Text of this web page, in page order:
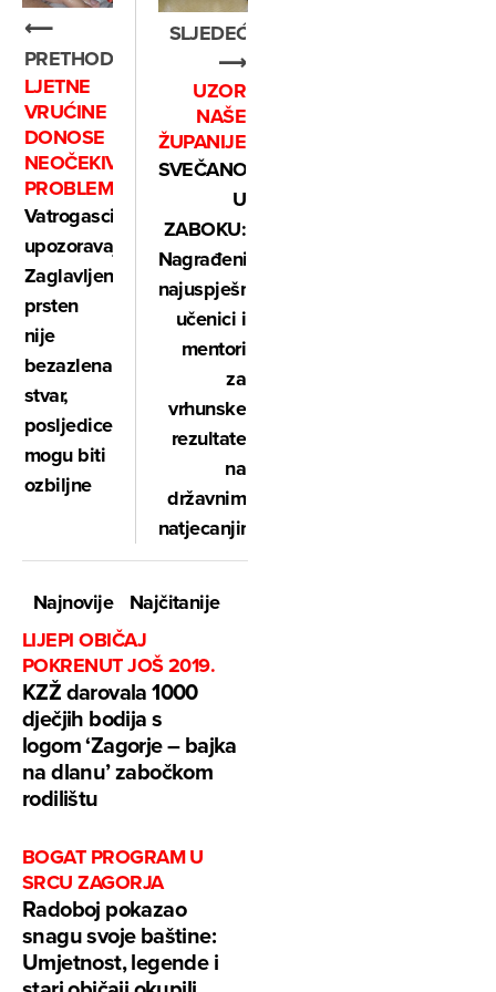
⟵
PRETHODNO
LJETNE
VRUĆINE
DONOSE
NEOČEKIVAN
PROBLEM
Vatrogasci
upozoravaju:
Zaglavljen
prsten
nije
bezazlena
stvar,
posljedice
mogu biti
ozbiljne
SLJEDEĆE
⟶
UZOR
NAŠE
ŽUPANIJE
SVEČANO
U
ZABOKU:
Nagrađeni
najuspješniji
učenici i
mentori
za
vrhunske
rezultate
na
državnim
natjecanjima
Najnovije
Najčitanije
LIJEPI OBIČAJ
POKRENUT JOŠ 2019.
KZŽ darovala 1000
dječjih bodija s
logom ‘Zagorje – bajka
na dlanu’ zabočkom
rodilištu
BOGAT PROGRAM U
SRCU ZAGORJA
Radoboj pokazao
snagu svoje baštine:
Umjetnost, legende i